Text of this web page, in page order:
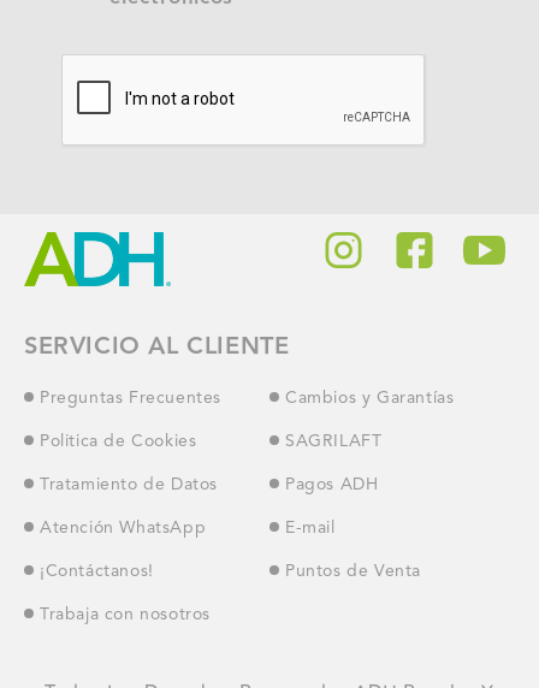
SERVICIO AL CLIENTE
Preguntas Frecuentes Cambios y Garantías
Politica de Cookies SAGRILAFT
Tratamiento de Datos Pagos ADH
Atención WhatsApp E-mail
¡Contáctanos! Puntos de Venta
Trabaja con nosotros